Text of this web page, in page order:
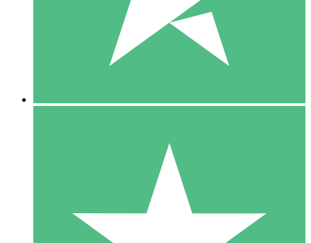
10 00
10 Downloads
20 00